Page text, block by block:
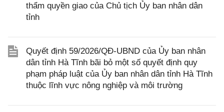
thẩm quyền giao của Chủ tịch Ủy ban nhân dân
tỉnh
Quyết định 59/2026/QĐ-UBND của Ủy ban nhân
dân tỉnh Hà Tĩnh bãi bỏ một số quyết định quy
phạm pháp luật của Ủy ban nhân dân tỉnh Hà Tĩnh
thuộc lĩnh vực nông nghiệp và môi trường